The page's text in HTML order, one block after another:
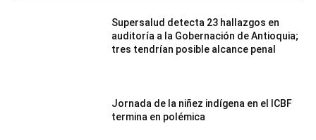
Supersalud detecta 23 hallazgos en
auditoría a la Gobernación de Antioquia;
tres tendrían posible alcance penal
Jornada de la niñez indígena en el ICBF
termina en polémica